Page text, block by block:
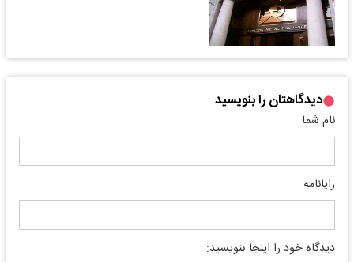
دیدگاهتان را بنویسید
نام شما
رایانامه
دیدگاه خود را اینجا بنویسید: